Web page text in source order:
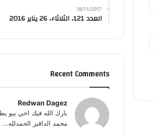
18/11/2017
العدد 121، الثلاثاء، 26 يناير 2016
Recent Comments
Redwan Dagez
بارك الله فيك اخي يبو
محمد الداقيز الحمدلله...